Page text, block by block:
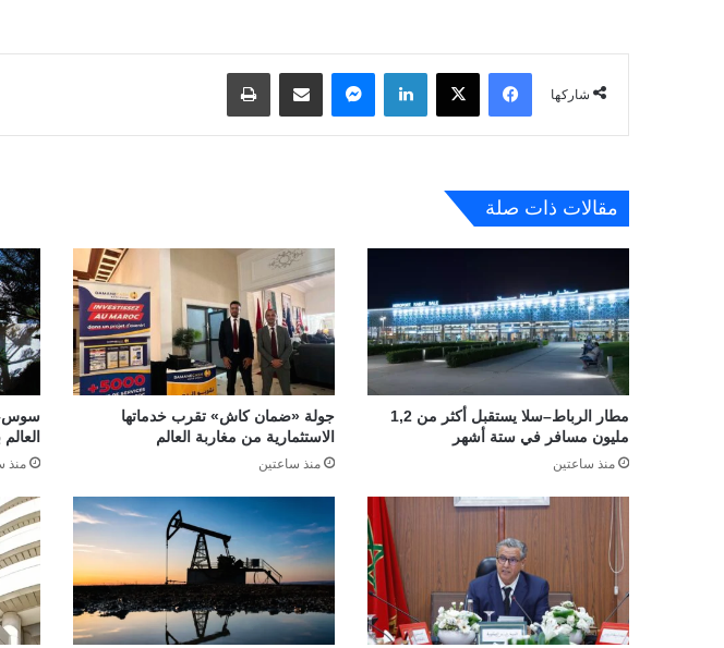
شاركها
فيسبوك لينكدإن
مقالات ذات صلة
مطار الرباط–سلا يستقبل أكثر من 1,2
مليون مسافر في ستة أشهر
منذ ساعتين
جولة «ضمان كاش» تقرب خدماتها
الاستثمارية من مغاربة العالم
منذ ساعتين منذ